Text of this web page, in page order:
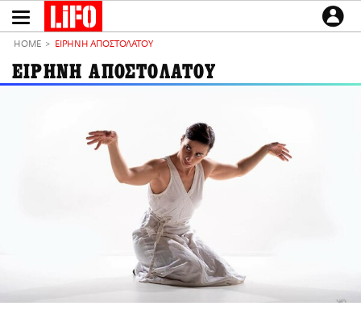
το
ΜΙΚΡΟΠΡΑΓΜΑΤΑ
THE GOOD LIFO
ΕΙΔΗΣΕΙΣ
CULTURE
PODCASTS
HOME ΕΙΡΗΝΗ ΑΠΟΣΤΟΛΑΤΟΥ
ΕΙΡΗΝΗ ΑΠΟΣΤΟΛΑΤΟΥ